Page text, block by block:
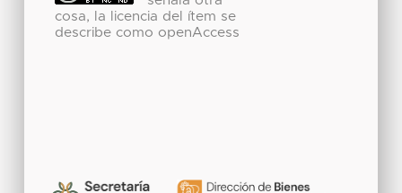
cosa, la licencia del ítem se
describe como openAccess